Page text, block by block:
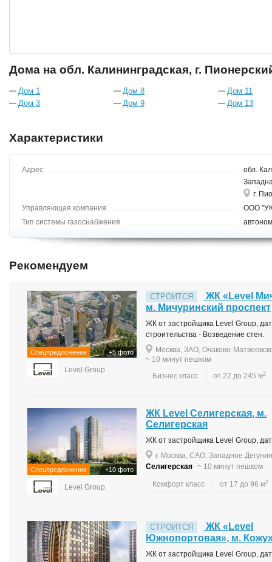
Дома на обл. Калининградская, г.
Дом 1
Дом 3
Дом 8
Дом 9
Дом 11
Дом 13
Характеристики
Адрес
обл.
г.
Управляющая компания
ООО
Тип системы газоснабжения
Рекомендуем
Спецпредложение +5 фото
Level Group
СТРОИТСЯ
ЖК «Level
м. Мичуринский проспект
ЖК от застройщика Level Group,
строительства - Возведение стен.
Москва, ЗАО, Очаково-
~ 10 минут пешком
Бизнес класс
от 22 до 245 м2
Спецпредложение +10 фото
Level Group
ЖК Level Селигерская, м.
Селигерская
ЖК от застройщика Level Group,
г. Москва, САО, Западное
Селигерская ~ 10 минут пешком
Комфорт класс от 17 до 96 м2
СТРОИТСЯ
ЖК «Level
Южнопортовая», м.
ЖК от застройщика Level Group,